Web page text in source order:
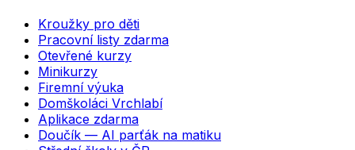
Kroužky pro děti
Pracovní listy zdarma
Otevřené kurzy
Minikurzy
Firemní výuka
Domškoláci Vrchlabí
Aplikace zdarma
Doučík — AI parťák na matiku